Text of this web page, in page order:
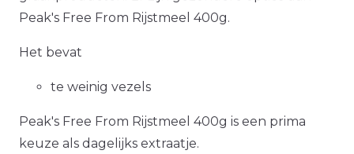
Peak's Free From Rijstmeel 400g.
Het bevat
te weinig vezels
Peak's Free From Rijstmeel 400g is een prima
keuze als dagelijks extraatje.